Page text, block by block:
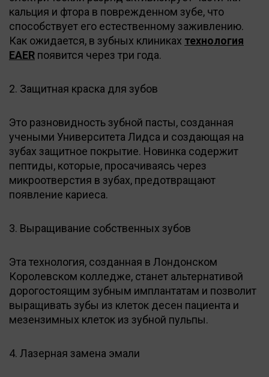
кальция и фтора в поврежденном зубе, что
способствует его естественному заживлению.
Как ожидается, в зубных клиниках технология
EAER появится через три года.
2. Защитная краска для зубов
Это разновидность зубной пасты, созданная
учеными Университета Лидса и создающая на
зубах защитное покрытие. Новинка содержит
пептиды, которые, просачиваясь через
микроотверстия в зубах, предотвращают
появление кариеса.
3. Выращивание собственных зубов
Эта технология, созданная в Лондонском
Королевском колледже, станет альтернативой
дорогостоящим зубным имплантатам и позволит
выращивать зубы из клеток десен пациента и
мезензимных клеток из зубной пульпы.
4. Лазерная замена эмали